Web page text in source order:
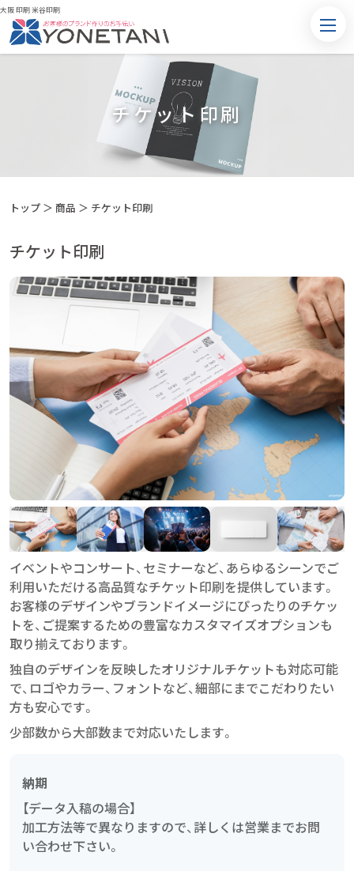
大阪 印刷 米谷印刷
チケット印刷
トップ ＞ 商品 ＞ チケット印刷
チケット印刷
イベントやコンサート、セミナーなど、あらゆるシーンでご
利用いただける高品質なチケット印刷を提供しています。
お客様のデザインやブランドイメージにぴったりのチケッ
トを、ご提案するための豊富なカスタマイズオプションも
取り揃えております。
独自のデザインを反映したオリジナルチケットも対応可能
で、ロゴやカラー、フォントなど、細部にまでこだわりたい
方も安心です。
少部数から大部数まで対応いたします。
納期
【データ入稿の場合】
加工方法等で異なりますので、詳しくは営業までお問
い合わせ下さい。